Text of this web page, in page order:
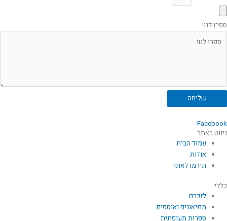
ספרו לנו!
שליחה
Facebook
ניווט באתר
עמוד הבית
אודות
תירמו לאתר
כללי
לזכרם
מוזיאונים ואוספים
ספרות תעופתית